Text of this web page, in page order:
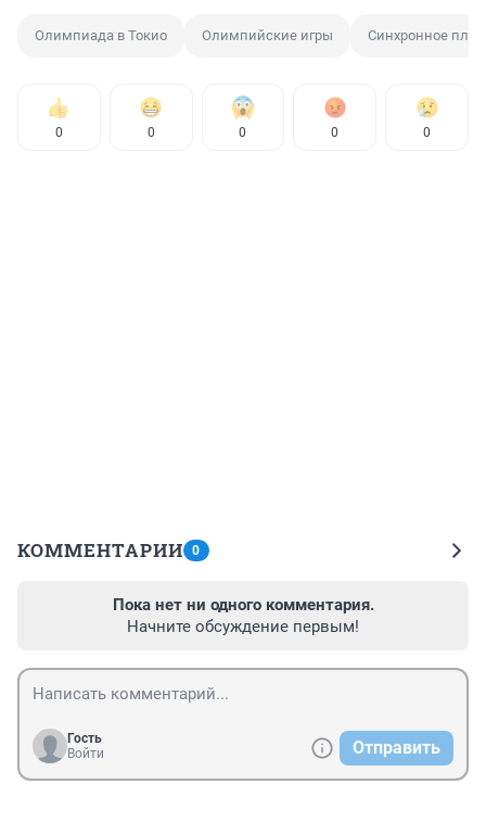
Олимпиада в Токио Олимпийские игры Синхронное
0 0 0 0 0
КОММЕНТАРИИ 0
Пока нет ни одного комментария.
Начните обсуждение первым!
Гость
Войти
Отправить